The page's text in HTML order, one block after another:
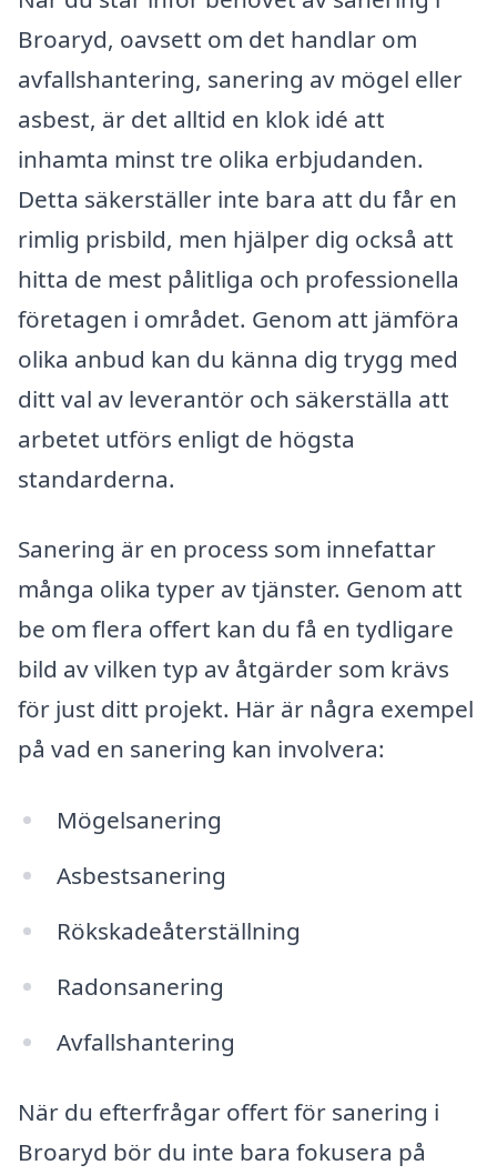
Broaryd, oavsett om det handlar om
avfallshantering, sanering av mögel eller
asbest, är det alltid en klok idé att
inhamta minst tre olika erbjudanden.
Detta säkerställer inte bara att du får en
rimlig prisbild, men hjälper dig också att
hitta de mest pålitliga och professionella
företagen i området. Genom att jämföra
olika anbud kan du känna dig trygg med
ditt val av leverantör och säkerställa att
arbetet utförs enligt de högsta
standarderna.
Sanering är en process som innefattar
många olika typer av tjänster. Genom att
be om flera offert kan du få en tydligare
bild av vilken typ av åtgärder som krävs
för just ditt projekt. Här är några exempel
på vad en sanering kan involvera:
Mögelsanering
Asbestsanering
Rökskadeåterställning
Radonsanering
Avfallshantering
När du efterfrågar offert för sanering i
Broaryd bör du inte bara fokusera på